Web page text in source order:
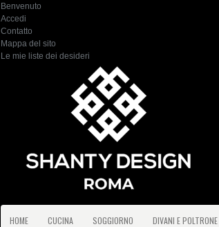
Benvenuto
Accedi
Contatto
Mappa del sito
Le mie liste dei desideri
HOME CUCINA SOGGIORNO DIVANI E POLTRONE